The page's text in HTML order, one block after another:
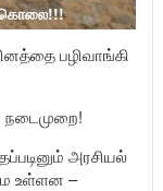
கொலை!!!
பழிவாங்கி
நடைமுறை!
அரசியல்
உள்ளன –